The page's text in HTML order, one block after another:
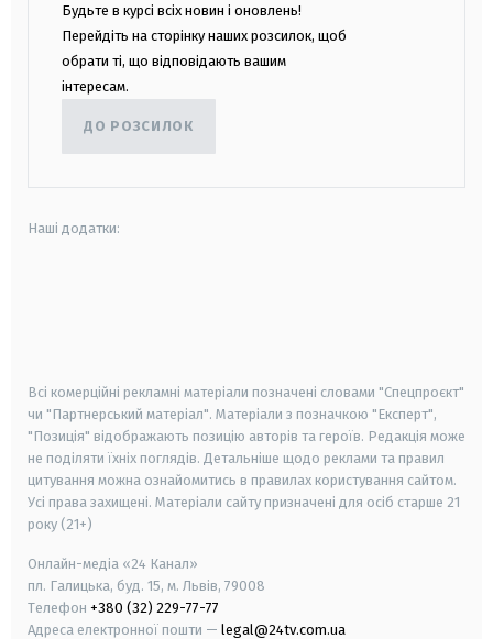
Будьте в курсі всіх новин і оновлень!
Перейдіть на сторінку наших розсилок, щоб
обрати ті, що відповідають вашим
інтересам.
ДО РОЗСИЛОК
Наші додатки:
Всі комерційні рекламні матеріали позначені словами "Спецпроєкт"
чи "Партнерський матеріал". Матеріали з позначкою "Експерт",
"Позиція" відображають позицію авторів та героїв. Редакція може
не поділяти їхніх поглядів. Детальніше щодо реклами та правил
цитування можна ознайомитись в правилах користування сайтом.
Усі права захищені. Матеріали сайту призначені для осіб старше 21
року (21+)
Онлайн-медіа «24 Канал»
пл. Галицька, буд. 15, м. Львів, 79008
Телефон +380 (32) 229-77-77
Адреса електронної пошти — legal@24tv.com.ua